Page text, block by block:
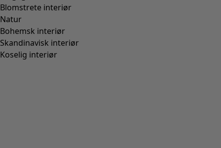
Blomstrete interiør
Natur
Bohemsk interiør
Skandinavisk interiør
Koselig interiør